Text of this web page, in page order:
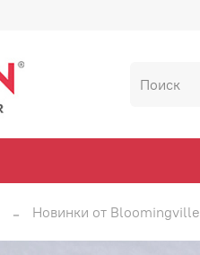
Новинки от Bloomingville